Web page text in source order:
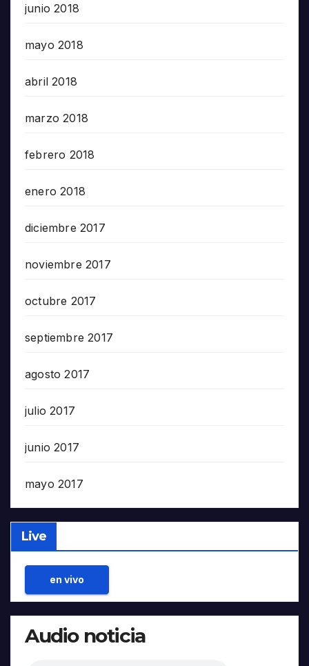
junio 2018
mayo 2018
abril 2018
marzo 2018
febrero 2018
enero 2018
diciembre 2017
noviembre 2017
octubre 2017
septiembre 2017
agosto 2017
julio 2017
junio 2017
mayo 2017
Live
en vivo
Audio noticia